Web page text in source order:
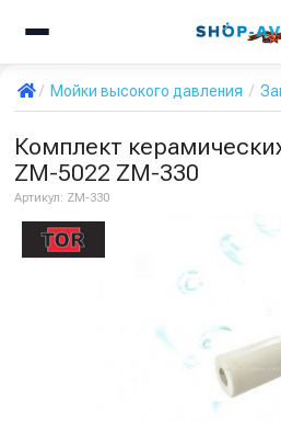
Мойки высокого давления
Комплект
ZM-5022 ZM-330
Артикул: ZM-330